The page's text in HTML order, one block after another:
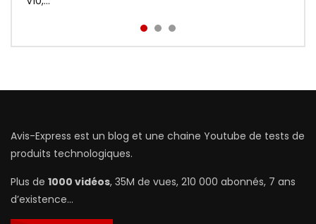
Avis-Express est un blog et une chaine Youtube de tests de
produits technologiques.
Plus de 1000 vidéos, 35M de vues, 210 000 abonnés, 7 ans
d’existence…